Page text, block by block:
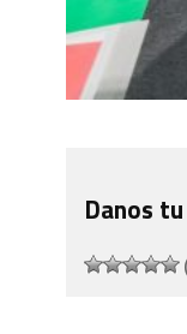
Danos